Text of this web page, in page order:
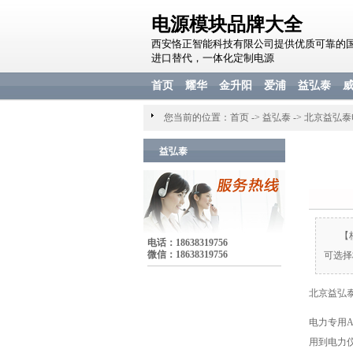
电源模块品牌大全
西安恪正智能科技有限公司提供优质可靠的
进口替代，一体化定制电源
首页 耀华 金升阳 爱浦 益弘泰
您当前的位置： 首页 -> 益弘泰 -> 北京益弘
益弘泰
电话：18638319756
微信：18638319756
可选
北京益弘
电力专用
用到电力